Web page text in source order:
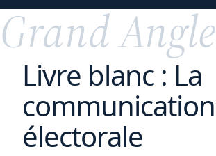
Grand Angle
Livre blanc : La
communication
électorale